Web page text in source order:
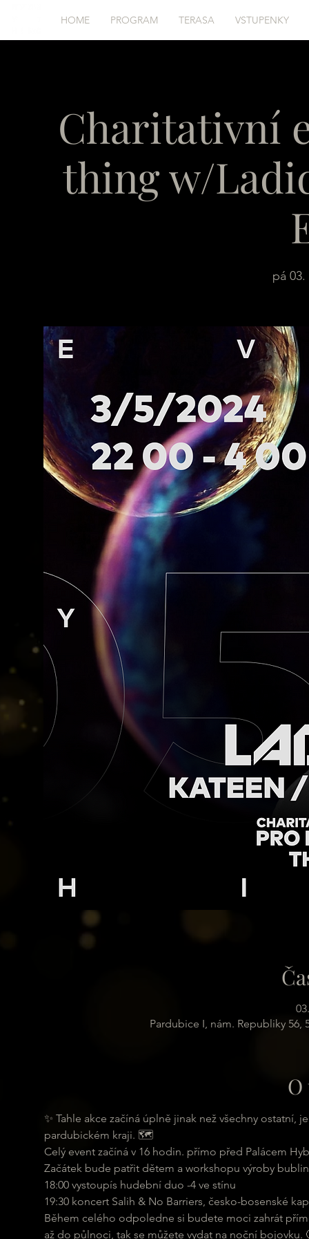
HOME PROGRAM TERASA VSTUPENKY
Charitativní
thing w/
pá 03.
Pardubice I, nám. Republiky 56,
✨ Tahle akce začíná úplně jinak než všechny
pardubickém kraji. 🗺
Celý event začíná v 16 hodin. přímo před Palácem
Začátek bude patřit dětem a workshopu výroby
18:00 vystoupís hudební duo -4 ve stínu
19:30 koncert Salih & No Barriers, česko-bosenské
Během celého odpoledne si budete moci zahrát
až do půlnoci, tak se můžete vydat na noční bojovku.